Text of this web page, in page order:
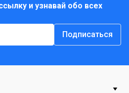
и узнавай обо всех
Подписаться